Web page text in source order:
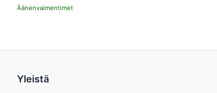
Äänenvaimentimet
Yleistä